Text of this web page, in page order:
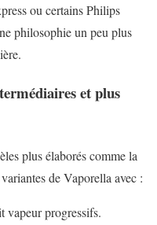
ou certains Philips
philosophie un peu plus
et plus
plus élaborés comme la
de Vaporella avec :
vapeur progressifs.